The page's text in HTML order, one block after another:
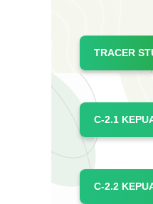
TRACER
C-2.1
C-2.2